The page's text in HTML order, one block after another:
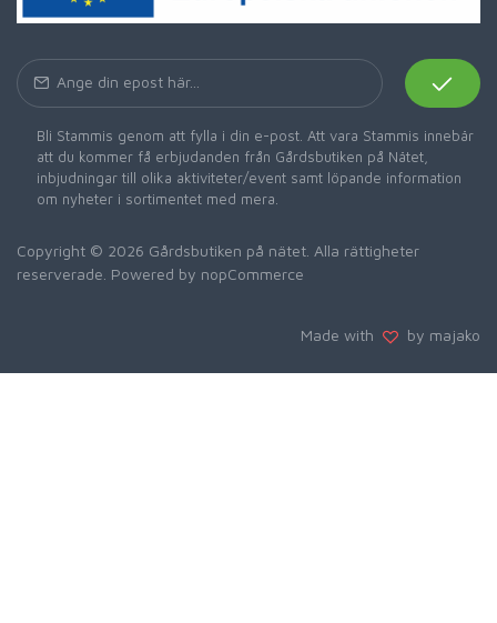
Bli Stammis genom att fylla i din e-post. Att vara Stammis innebär
att du kommer få erbjudanden från Gårdsbutiken på Nätet,
inbjudningar till olika aktiviteter/event samt löpande information
om nyheter i sortimentet med mera.
Copyright © 2026 Gårdsbutiken på nätet. Alla rättigheter
reserverade. Powered by nopCommerce
Made with by majako